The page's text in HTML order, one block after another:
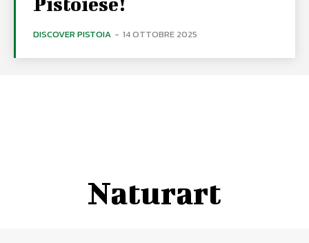
DISCOVER PISTOIA - 14 OTTOBRE 2025
Naturart